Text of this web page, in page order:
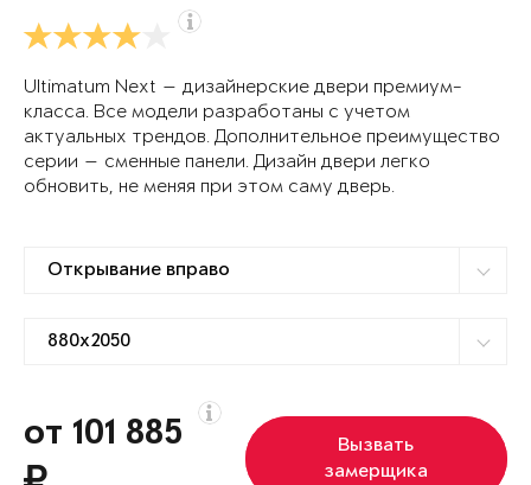
Ultimatum Next — дизайнерские двери премиум-
класса. Все модели разработаны с учетом
актуальных трендов. Дополнительное преимущество
серии — сменные панели. Дизайн двери легко
обновить, не меняя при этом саму дверь.
от 101 885
Вызвать
замерщика